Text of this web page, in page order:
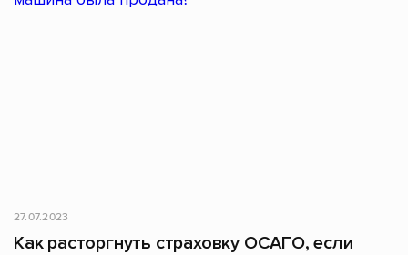
27.07.2023
Как расторгнуть страховку ОСАГО, если